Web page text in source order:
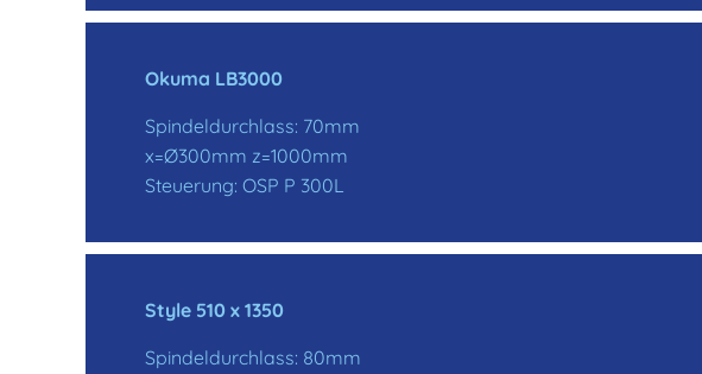
Okuma LB3000
Spindeldurchlass: 70mm
x=Ø300mm z=1000mm
Steuerung: OSP P 300L
Style 510 x 1350
Spindeldurchlass: 80mm